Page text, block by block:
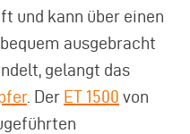
und kann über einen
ausgebracht
gelangt das
. Der ET 1500 von